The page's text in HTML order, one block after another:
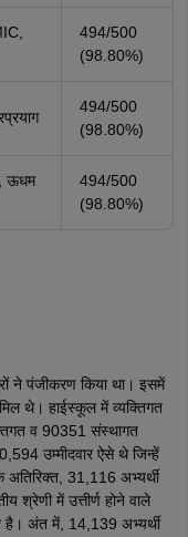
494/500
(98.80%)
494/500
(98.80%)
ऊधम
494/500
(98.80%)
ने पंजीकरण किया था। इसमें
थे। हाईस्कूल में व्यक्तिगत
व 90351 संस्थागत
उम्मीदवार ऐसे थे जिन्हें
31,116 अभ्यर्थी
श्रेणी में उत्तीर्ण होने वाले
है। अंत में, 14,139 अभ्यर्थी